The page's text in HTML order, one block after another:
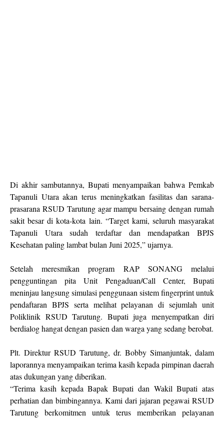
Di akhir sambutannya, Bupati menyampaikan bahwa Pemkab
Tapanuli Utara akan terus meningkatkan fasilitas dan sarana-
prasarana RSUD Tarutung agar mampu bersaing dengan rumah
sakit besar di kota-kota lain. “Target kami, seluruh masyarakat
Tapanuli Utara sudah terdaftar dan mendapatkan BPJS
Kesehatan paling lambat bulan Juni 2025,” ujarnya.
Setelah meresmikan program RAP SONANG melalui
pengguntingan pita Unit Pengaduan/Call Center, Bupati
meninjau langsung simulasi penggunaan sistem fingerprint untuk
pendaftaran BPJS serta melihat pelayanan di sejumlah unit
Poliklinik RSUD Tarutung. Bupati juga menyempatkan diri
berdialog hangat dengan pasien dan warga yang sedang berobat.
Plt. Direktur RSUD Tarutung, dr. Bobby Simanjuntak, dalam
laporannya menyampaikan terima kasih kepada pimpinan daerah
atas dukungan yang diberikan.
“Terima kasih kepada Bapak Bupati dan Wakil Bupati atas
perhatian dan bimbingannya. Kami dari jajaran pegawai RSUD
Tarutung berkomitmen untuk terus memberikan pelayanan